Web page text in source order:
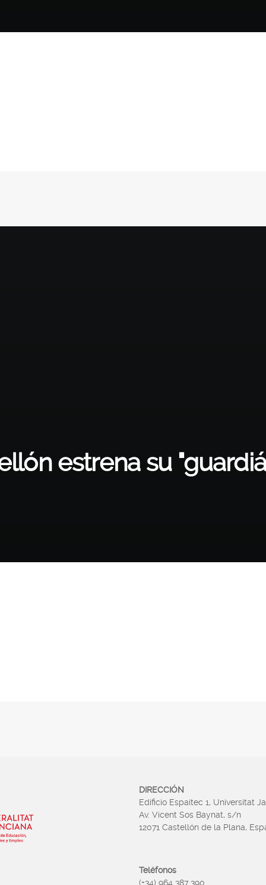
estrena su
DIRECCIÓN
Edificio Espaitec 1, Universitat
Av. Vicent Sos Baynat, s/n
12071 Castellón de la Plana,
Teléfonos
(+34) 964 387 390